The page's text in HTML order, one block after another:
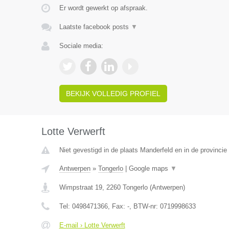
Er wordt gewerkt op afspraak.
Laatste facebook posts ▼
Sociale media:
BEKIJK VOLLEDIG PROFIEL
Lotte Verwerft
Niet gevestigd in de plaats Manderfeld en in de provincie
Antwerpen» Tongerlo| Google maps ▼
Wimpstraat 19, 2260 Tongerlo(Antwerpen)
Tel: 0498471366, Fax: -, BTW-nr: 0719998633
E-mail › Lotte Verwerft